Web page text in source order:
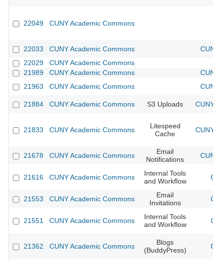
22049 CUNY Academic Commons
22033 CUNY Academic Commons
22029
CUNY Academic Commons
21989
CUNY Academic Commons
21963
CUNY Academic Commons
21884 CUNY Academic Commons S3 Uploads CUNY
21833 CUNY Academic Commons
Litespeed
Cache
CUNY
21678 CUNY Academic Commons
Email
Notifications
21616 CUNY Academic Commons
Internal Tools
and Workflow
21553 CUNY Academic Commons
Email
Invitations
21551 CUNY Academic Commons
Internal Tools
and Workflow
21362 CUNY Academic Commons
Blogs
(BuddyPress)